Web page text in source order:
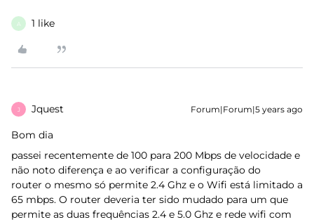
A 1 like
J Jquest Forum|Forum|5 years ago
Bom dia
passei recentemente de 100 para 200 Mbps de velocidade e
não noto diferença e ao verificar a configuração do
router o mesmo só permite 2.4 Ghz e o Wifi está limitado a
65 mbps. O router deveria ter sido mudado para um que
permite as duas frequências 2.4 e 5.0 Ghz e rede wifi com